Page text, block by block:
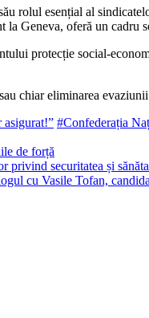
rolul esențial al
Ge­neva, oferă un
protecție social-
chiar eli­minarea
asigurat!” #Confederația
de forță
securitatea și
cu Vasile Tofan,